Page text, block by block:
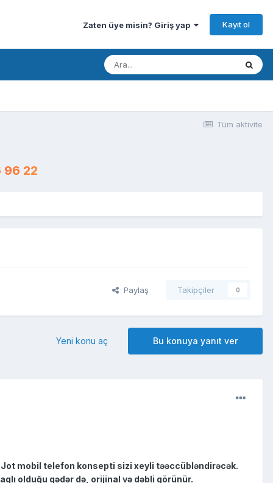
Zaten üye misin? Giriş yap Kayıt ol
Tüm aktivite
96 22
Paylaş Takipçiler 0
Bu konuya yanıt ver
Yeni konu aç
Jot mobil telefon konsepti sizi xeyli təəccübləndirəcək.
olduğu qədər də, orijinal və dəbli görünür.